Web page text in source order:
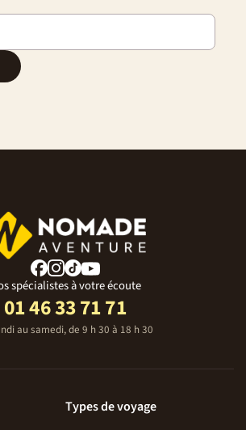
spécialistes à votre écoute
01 46 33 71 71
au samedi, de 9 h 30 à 18 h 30
Types de voyage